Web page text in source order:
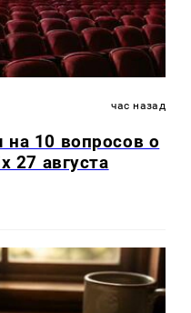
час назад
на 10 вопросов о
27 августа